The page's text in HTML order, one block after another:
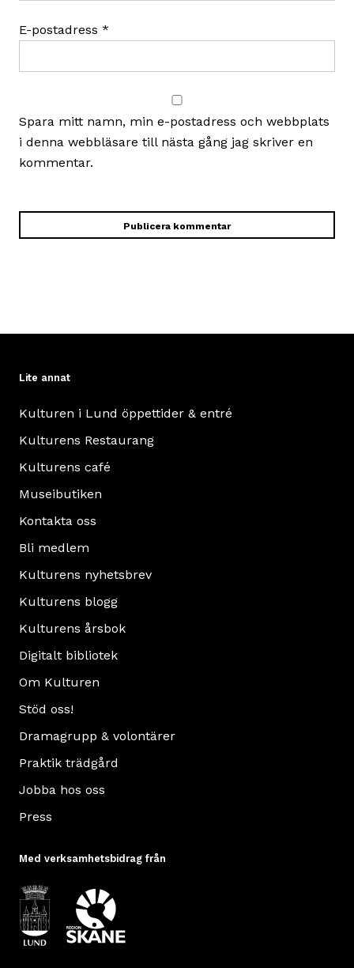
E-postadress *
Spara mitt namn, min e-postadress och webbplats
i denna webbläsare till nästa gång jag skriver en
kommentar.
Lite annat
Kulturen i Lund öppettider & entré
Kulturens Restaurang
Kulturens café
Museibutiken
Kontakta oss
Bli medlem
Kulturens nyhetsbrev
Kulturens blogg
Kulturens årsbok
Digitalt bibliotek
Om Kulturen
Stöd oss!
Dramagrupp & volontärer
Praktik trädgård
Jobba hos oss
Press
Med verksamhetsbidrag från